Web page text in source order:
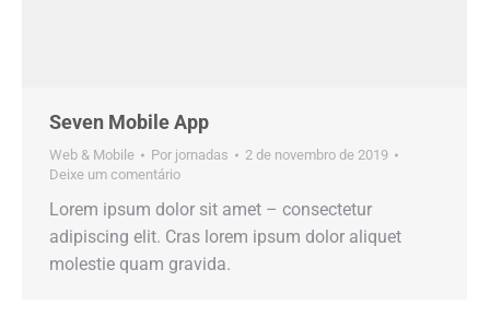
Seven Mobile App
Web & Mobile Por jornadas
2 de novembro de 2019
Deixe um comentário
Lorem ipsum dolor sit amet – consectetur
adipiscing elit. Cras lorem ipsum dolor aliquet
molestie quam gravida.